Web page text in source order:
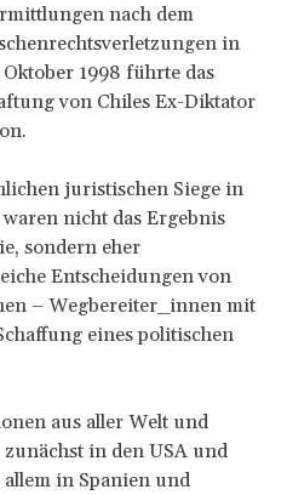
nach dem
in
1998 führte das
von Chiles Ex-Diktator
juristischen Siege in
nicht das Ergebnis
sondern eher
Entscheidungen von
– Wegbereiter_innen mit
eines politischen
aus aller Welt und
in den USA und
in Spanien und